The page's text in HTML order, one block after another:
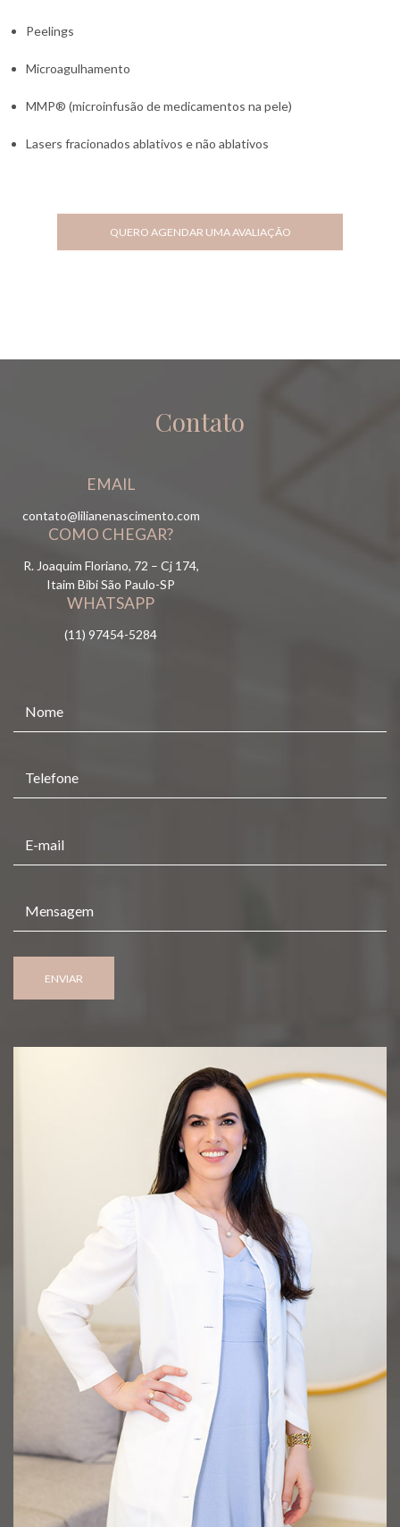
Peelings
Microagulhamento
MMP® (microinfusão de medicamentos na pele)
Lasers fracionados ablativos e não ablativos
QUERO AGENDAR UMA AVALIAÇÃO
Contato
EMAIL
contato@lilianenascimento.com
COMO CHEGAR?
R. Joaquim Floriano, 72 – Cj 174,
Itaim Bibi São Paulo-SP
WHATSAPP
(11) 97454-5284
ENVIAR